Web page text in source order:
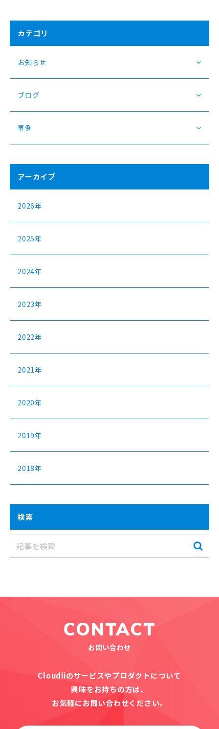
カテゴリ
お知らせ
ブログ
事例
アーカイブ
2026年
2025年
2024年
2023年
2022年
2021年
2020年
2019年
2018年
検索
CONTACT
お問い合わせ
Cloudiiのサービスやプロダクトについて
興味をお持ちの方は、
お気軽にお問い合わせください。